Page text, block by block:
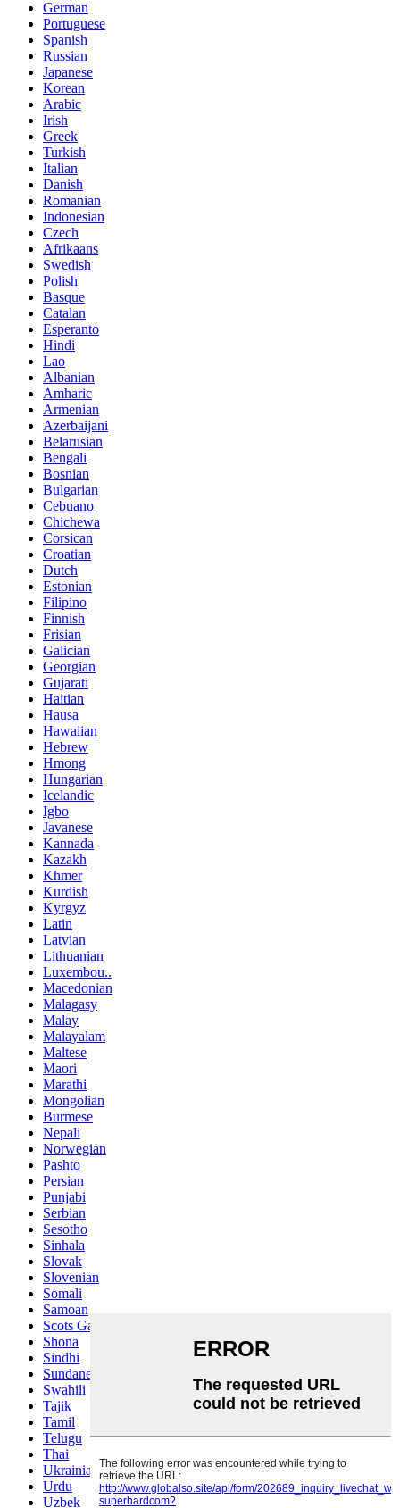
German
Portuguese
Spanish
Russian
Japanese
Korean
Arabic
Irish
Greek
Turkish
Italian
Danish
Romanian
Indonesian
Czech
Afrikaans
Swedish
Polish
Basque
Catalan
Esperanto
Hindi
Lao
Albanian
Amharic
Armenian
Azerbaijani
Belarusian
Bengali
Bosnian
Bulgarian
Cebuano
Chichewa
Corsican
Croatian
Dutch
Estonian
Filipino
Finnish
Frisian
Galician
Georgian
Gujarati
Haitian
Hausa
Hawaiian
Hebrew
Hmong
Hungarian
Icelandic
Igbo
Javanese
Kannada
Kazakh
Khmer
Kurdish
Kyrgyz
Latin
Latvian
Lithuanian
Luxembou..
Macedonian
Malagasy
Malay
Malayalam
Maltese
Maori
Marathi
Mongolian
Burmese
Nepali
Norwegian
Pashto
Persian
Punjabi
Serbian
Sesotho
Sinhala
Slovak
Slovenian
Somali
Samoan
Scots Gaelic
Shona
Sindhi
Sundanese
Swahili
Tajik
Tamil
Telugu
Thai
Ukrainian
Urdu
Uzbek